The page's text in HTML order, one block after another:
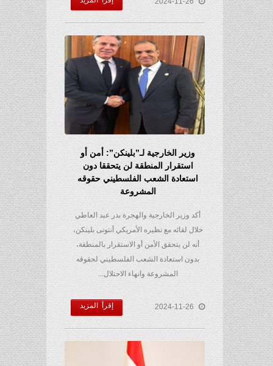
وزير الخارجية لـ”بلينكن”: أمن أو
استقرار المنطقة لن يتحققا دون
استعادة الشعب الفلسطيني حقوقه
المشروعة
أكد وزير الخارجية والهجرة بدر عبد العاطي
خلال لقائه مع نظيره الأمريكي أنتونى بلينكن،
أنه لن يتحقق الأمن أو الاستقرار بالمنطقة،
بدون استعادة الشعب الفلسطيني لحقوقه
المشروعة وانهاء الاحتلال...
2024-11-26 إقرأ المزيد